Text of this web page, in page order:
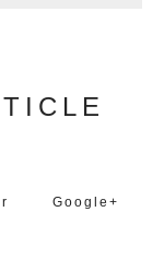
Google+